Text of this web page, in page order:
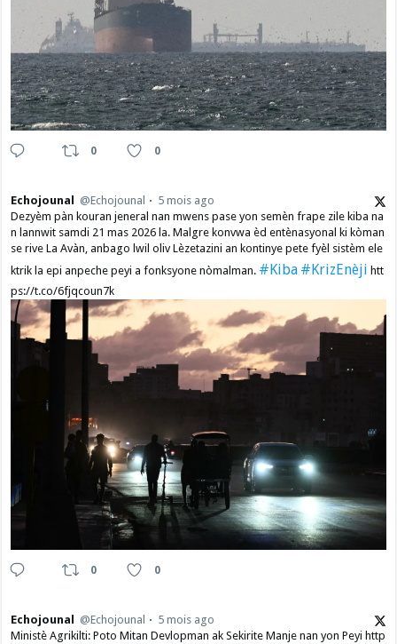
0 0
Echojounal @Echojounal
5 mois ago
Dezyèm pàn kouran jeneral nan mwens pase yon semèn frape zile kiba na
n lannwit samdi 21 mas 2026 la. Malgre konvwa èd entènasyonal ki kòman
se rive La Avàn, anbago lwil oliv Lèzetazini an kontinye pete fyèl sistèm ele
ktrik la epi anpeche peyi a fonksyone nòmalman. #Kiba #KrizEnèji htt
ps://t.co/6fjqcoun7k
0 0
Echojounal @Echojounal
5 mois ago
Ministè Agrikilti: Poto Mitan Devlopman ak Sekirite Manje nan yon Peyi http